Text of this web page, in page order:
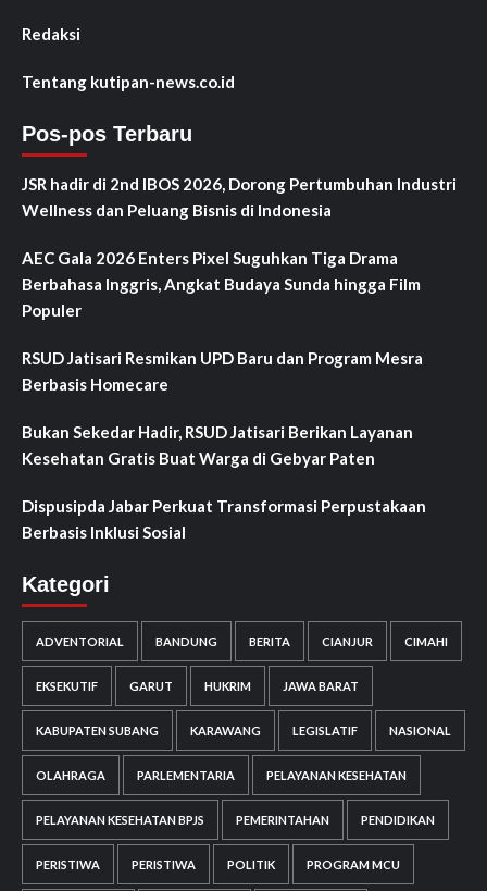
Redaksi
Tentang kutipan-news.co.id
Pos-pos Terbaru
JSR hadir di 2nd IBOS 2026, Dorong Pertumbuhan Industri
Wellness dan Peluang Bisnis di Indonesia
AEC Gala 2026 Enters Pixel Suguhkan Tiga Drama
Berbahasa Inggris, Angkat Budaya Sunda hingga Film
Populer
RSUD Jatisari Resmikan UPD Baru dan Program Mesra
Berbasis Homecare
Bukan Sekedar Hadir, RSUD Jatisari Berikan Layanan
Kesehatan Gratis Buat Warga di Gebyar Paten
Dispusipda Jabar Perkuat Transformasi Perpustakaan
Berbasis Inklusi Sosial
Kategori
ADVENTORIAL BANDUNG BERITA CIANJUR CIMAHI
EKSEKUTIF GARUT HUKRIM JAWA BARAT
KABUPATEN SUBANG KARAWANG LEGISLATIF NASIONAL
OLAHRAGA PARLEMENTARIA PELAYANAN KESEHATAN
PELAYANAN KESEHATAN BPJS PEMERINTAHAN PENDIDIKAN
PERISTIWA PERISTIWA POLITIK PROGRAM MCU